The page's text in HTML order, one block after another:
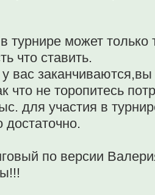
турнире может только
что ставить.
вас
что не торопитесь
для участия в
достаточно.
по версии